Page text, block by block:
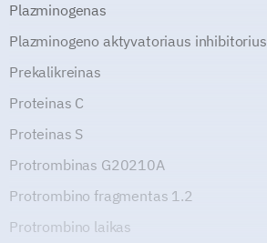
Plazminogenas
Plazminogeno aktyvatoriaus inhibitorius
Prekalikreinas
Proteinas C
Proteinas S
Protrombinas G20210A
Protrombino fragmentas 1.2
Protrombino laikas